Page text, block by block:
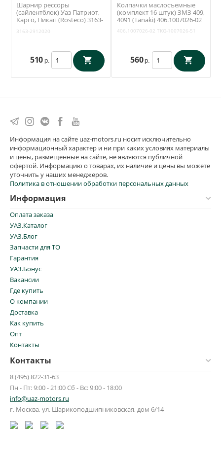
Шарнир рессоры
(сайлентблок) Уаз Патриот,
Карго, Пикап (Rosteco) 3163-
3163-2912020
510 р.
Колпачки маслосъемные
(комплект 16 штук) ЗМЗ 409,
4091 (Tanaki) 406.1007026-02
406.1007026-02 TKG-1007026-51
560 р.
Информация на сайте uaz-motors.ru носит исключительно
информационный характер и ни при каких условиях материалы
и цены, размещенные на сайте, не являются публичной
офертой. Информацию о товарах, их наличие и цены вы можете
уточнить у наших менеджеров.
Политика в отношении обработки персональных данных
Информация
Оплата заказа
УАЗ.Каталог
УАЗ.Блог
Запчасти для ТО
Гарантия
УАЗ.Бонус
Вакансии
Где купить
О компании
Доставка
Как купить
Опт
Контакты
Контакты
8 (495) 822-31-63
Пн - Пт: 9:00 - 21:00 Сб - Вс: 9:00 - 18:00
info@uaz-motors.ru
г. Москва, ул. Шарикоподшипниковская, дом 6/14